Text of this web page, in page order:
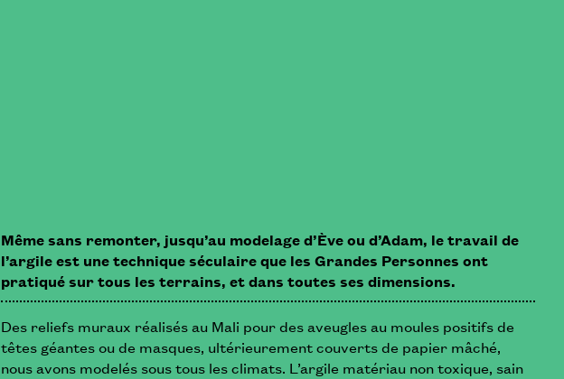
Même sans remonter, jusqu’au modelage d’Ève ou d’Adam, le travail de
l’argile est une technique séculaire que les Grandes Personnes ont
pratiqué sur tous les terrains, et dans toutes ses dimensions.
Des reliefs muraux réalisés au Mali pour des aveugles au moules positifs de
têtes géantes ou de masques, ultérieurement couverts de papier mâché,
nous avons modelés sous tous les climats. L’argile matériau non toxique, sain